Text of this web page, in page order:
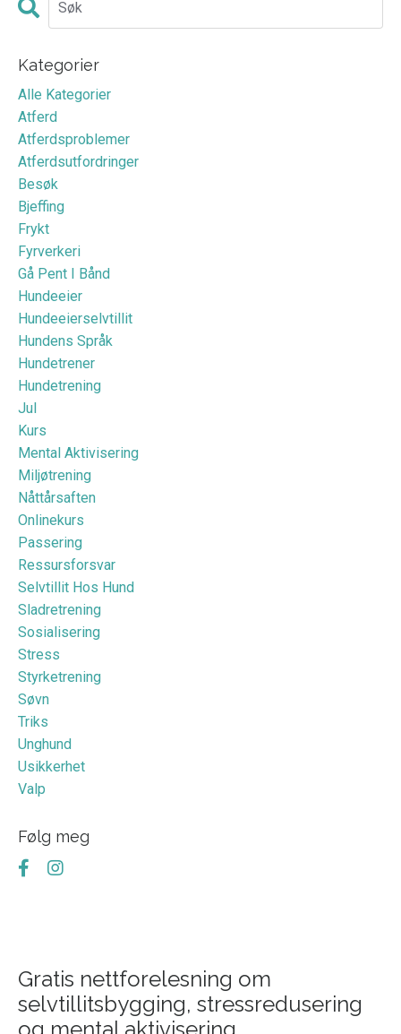
Kategorier
Alle Kategorier
Atferd
Atferdsproblemer
Atferdsutfordringer
Besøk
Bjeffing
Frykt
Fyrverkeri
Gå Pent I Bånd
Hundeeier
Hundeeierselvtillit
Hundens Språk
Hundetrener
Hundetrening
Jul
Kurs
Mental Aktivisering
Miljøtrening
Nåttårsaften
Onlinekurs
Passering
Ressursforsvar
Selvtillit Hos Hund
Sladretrening
Sosialisering
Stress
Styrketrening
Søvn
Triks
Unghund
Usikkerhet
Valp
Følg meg
Gratis nettforelesning om
selvtillitsbygging, stressredusering